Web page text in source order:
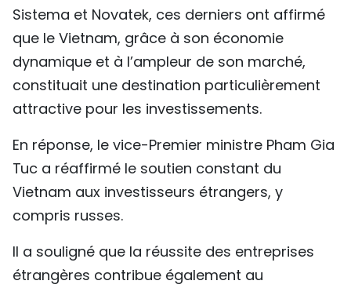
Sistema et Novatek, ces derniers ont affirmé
que le Vietnam, grâce à son économie
dynamique et à l’ampleur de son marché,
constituait une destination particulièrement
attractive pour les investissements.
En réponse, le vice-Premier ministre Pham Gia
Tuc a réaffirmé le soutien constant du
Vietnam aux investisseurs étrangers, y
compris russes.
Il a souligné que la réussite des entreprises
étrangères contribue également au